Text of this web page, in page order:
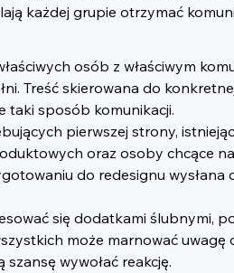
każdej grupie otrzymać
osób z właściwym
Treść skierowana do
taki sposób komunikacji.
pierwszej strony,
oraz osoby chcące
do redesignu
się dodatkami ślubnymi,
może marnować uwagę
wywołać reakcję.